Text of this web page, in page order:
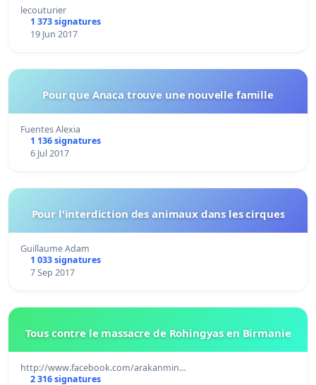
lecouturier
1 373 signatures
19 Jun 2017
Pour que Anaca trouve une nouvelle famille
Fuentes Alexia
1 136 signatures
6 Jul 2017
Pour l'interdiction des animaux dans les cirques
Guillaume Adam
1 033 signatures
7 Sep 2017
Tous contre le massacre de Rohingyas en Birmanie
http://www.facebook.com/arakanmin…
2 316 signatures